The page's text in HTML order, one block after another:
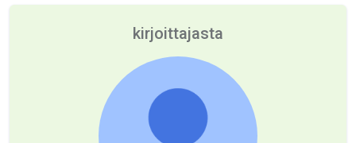
kirjoittajasta